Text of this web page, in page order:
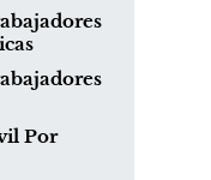
Por